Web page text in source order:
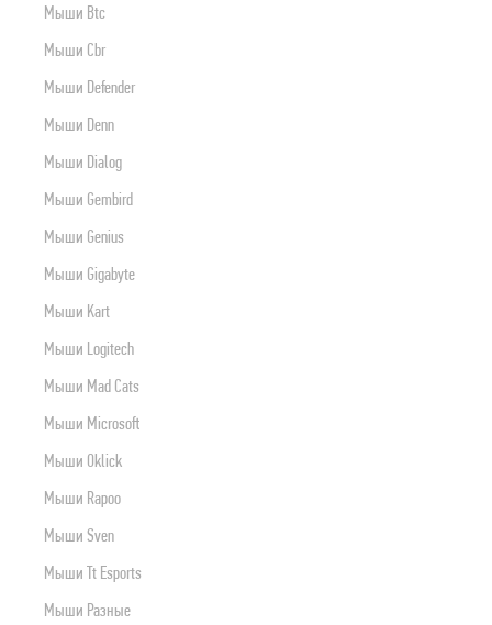
Мыши Btc
Мыши Cbr
Мыши Defender
Мыши Denn
Мыши Dialog
Мыши Gembird
Мыши Genius
Мыши Gigabyte
Мыши Kart
Мыши Logitech
Мыши Mad Cats
Мыши Microsoft
Мыши Oklick
Мыши Rapoo
Мыши Sven
Мыши Tt Esports
Мыши Разные